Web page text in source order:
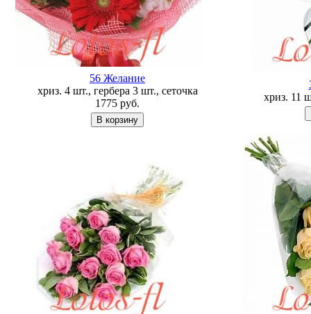
56 Желание
хриз. 4 шт., гербера 3 шт., сеточка
1775 руб.
хриз. 11